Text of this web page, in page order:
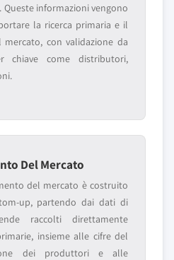
Queste informazioni vengono
la ricerca primaria e il
con validazione da
chiave come distributori,
Del Mercato
del mercato è costruito
up, partendo dai dati di
raccolti direttamente
insieme alle cifre del
dei produttori e alle